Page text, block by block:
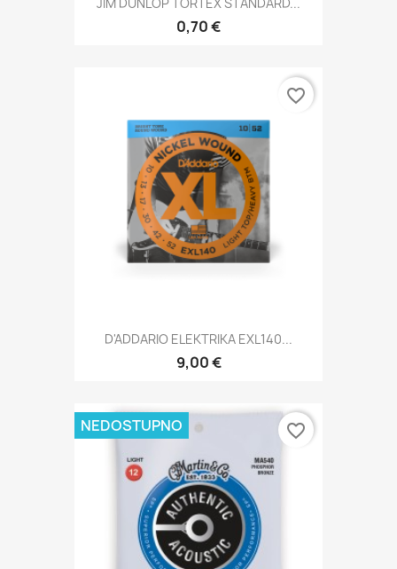
0,70 €
D'ADDARIO ELEKTRIKA EXL140...
9,00 €
favorite_border
NEDOSTUPNO favorite_border